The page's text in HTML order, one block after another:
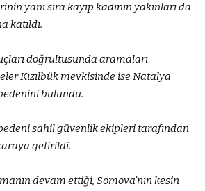
yanı sıra kayıp kadının yakınları da
katıldı.
doğrultusunda aramaları
Kızılbük mevkisinde ise Natalya
bulundu.
bedeni sahil güvenlik ekipleri tarafından
getirildi.
devam ettiği, Somova’nın kesin